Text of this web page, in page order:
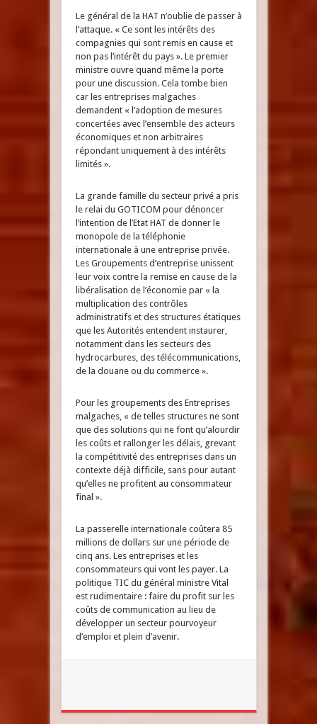
Le général de la HAT n’oublie de passer à
l’attaque. « Ce sont les intérêts des
compagnies qui sont remis en cause et
non pas l’intérêt du pays ». Le premier
ministre ouvre quand même la porte
pour une discussion. Cela tombe bien
car les entreprises malgaches
demandent « l’adoption de mesures
concertées avec l’ensemble des acteurs
économiques et non arbitraires
répondant uniquement à des intérêts
limités ».
La grande famille du secteur privé a pris
le relai du GOTICOM pour dénoncer
l’intention de l’Etat HAT de donner le
monopole de la téléphonie
internationale à une entreprise privée.
Les Groupements d’entreprise unissent
leur voix contre la remise en cause de la
libéralisation de l’économie par « la
multiplication des contrôles
administratifs et des structures étatiques
que les Autorités entendent instaurer,
notamment dans les secteurs des
hydrocarbures, des télécommunications,
de la douane ou du commerce ».
Pour les groupements des Entreprises
malgaches, « de telles structures ne sont
que des solutions qui ne font qu’alourdir
les coûts et rallonger les délais, grevant
la compétitivité des entreprises dans un
contexte déjà difficile, sans pour autant
qu’elles ne profitent au consommateur
final ».
La passerelle internationale coûtera 85
millions de dollars sur une période de
cinq ans. Les entreprises et les
consommateurs qui vont les payer. La
politique TIC du général ministre Vital
est rudimentaire : faire du profit sur les
coûts de communication au lieu de
développer un secteur pourvoyeur
d’emploi et plein d’avenir.